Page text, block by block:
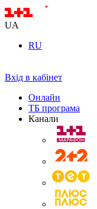
UA
RU
Вхід в кабінет
Онлайн
ТБ програма
Канали